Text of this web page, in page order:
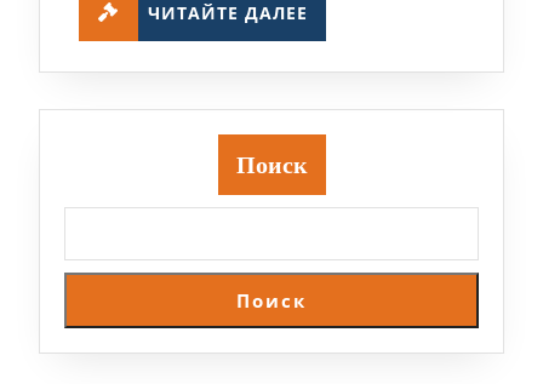
ЧИТАЙТЕ ДАЛЕЕ
Поиск
Поиск